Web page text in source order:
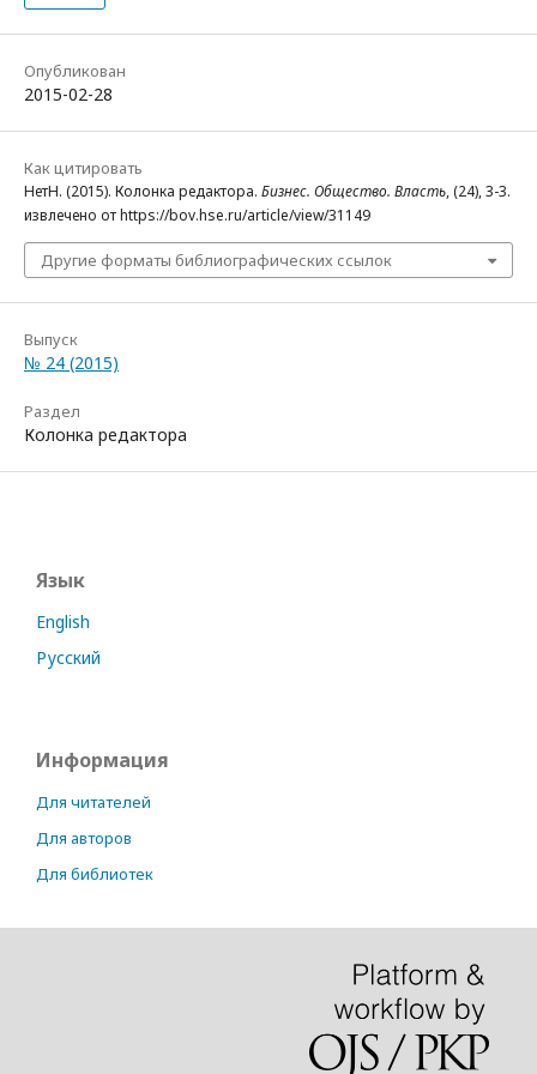
Опубликован
2015-02-28
Как цитировать
НетН. (2015). Колонка редактора. Бизнес. Общество. Власть, (24), 3-3.
извлечено от https://bov.hse.ru/article/view/31149
Другие форматы библиографических ссылок
Выпуск
№ 24 (2015)
Раздел
Колонка редактора
Язык
English
Русский
Информация
Для читателей
Для авторов
Для библиотек